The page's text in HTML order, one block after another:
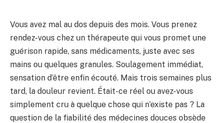
Vous avez mal au dos depuis des mois. Vous prenez
rendez-vous chez un thérapeute qui vous promet une
guérison rapide, sans médicaments, juste avec ses
mains ou quelques granules. Soulagement immédiat,
sensation d’être enfin écouté. Mais trois semaines plus
tard, la douleur revient. Était-ce réel ou avez-vous
simplement cru à quelque chose qui n’existe pas ? La
question de la fiabilité des médecines douces obsède